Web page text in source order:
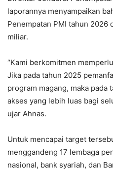
laporannya menyampaikan
Penempatan PMI tahun 2026
miliar.
“Kami berkomitmen
Jika pada tahun 2025
program magang, maka pada
akses yang lebih luas bagi
ujar Ahnas.
Untuk mencapai target
menggandeng 17 lembaga
nasional, bank syariah, dan